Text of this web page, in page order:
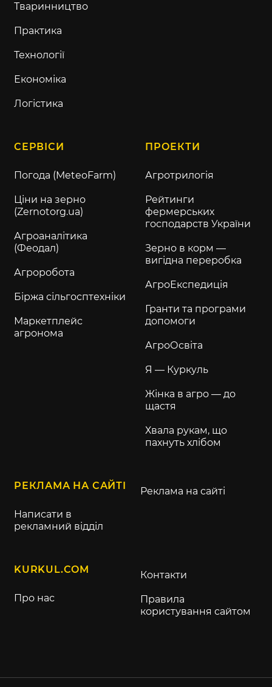
Тваринництво
Практика
Технології
Економіка
Логістика
СЕРВІСИ
Погода (MeteoFarm)
Ціни на зерно
(Zernotorg.ua)
Агроаналітика
(Феодал)
Агроробота
Біржа сільгосптехніки
Маркетплейс
агронома
ПРОЕКТИ
Агротрилогія
Рейтинги
фермерських
господарств України
Зерно в корм —
вигідна переробка
АгроЕкспедиція
Гранти та програми
допомоги
АгроОсвіта
Я — Куркуль
Жінка в агро — до
щастя
Хвала рукам, що
пахнуть хлібом
РЕКЛАМА НА САЙТІ
Написати в
рекламний відділ
Реклама на сайті
KURKUL.COM
Про нас
Контакти
Правила
користування сайтом